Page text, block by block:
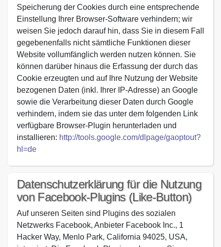
Speicherung der Cookies durch eine entsprechende
Einstellung Ihrer Browser-Software verhindern; wir
weisen Sie jedoch darauf hin, dass Sie in diesem Fall
gegebenenfalls nicht sämtliche Funktionen dieser
Website vollumfänglich werden nutzen können. Sie
können darüber hinaus die Erfassung der durch das
Cookie erzeugten und auf Ihre Nutzung der Website
bezogenen Daten (inkl. Ihrer IP-Adresse) an Google
sowie die Verarbeitung dieser Daten durch Google
verhindern, indem sie das unter dem folgenden Link
verfügbare Browser-Plugin herunterladen und
installieren: http://tools.google.com/dlpage/gaoptout?
hl=de
Datenschutzerklärung für die Nutzung
von Facebook-Plugins (Like-Button)
Auf unseren Seiten sind Plugins des sozialen
Netzwerks Facebook, Anbieter Facebook Inc., 1
Hacker Way, Menlo Park, California 94025, USA,